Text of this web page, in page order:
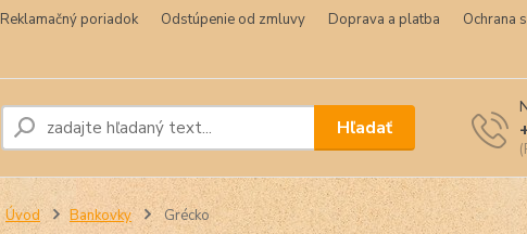
Reklamačný poriadok Odstúpenie od zmluvy Doprava a platba
Ochrana
Hľadať
Úvod Bankovky Grécko